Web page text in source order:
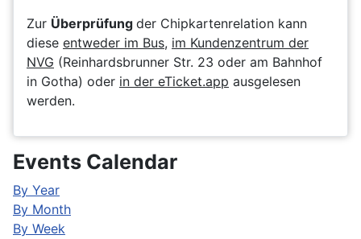
Zur Überprüfung der Chipkartenrelation kann
diese entweder im Bus, im Kundenzentrum der
NVG (Reinhardsbrunner Str. 23 oder am Bahnhof
in Gotha) oder in der eTicket.app ausgelesen
werden.
Events Calendar
By Year
By Month
By Week